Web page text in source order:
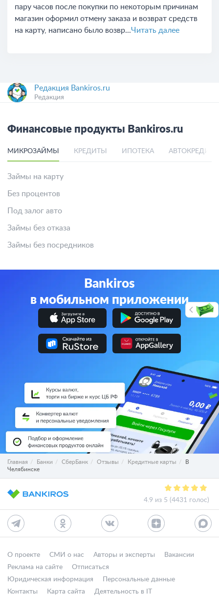
пару часов после покупки по некоторым причинам
магазин оформил отмену заказа и возврат средств
на карту, написано было возвр...Читать далее
Редакция Bankiros.ru
Редакция
Финансовые продукты Bankiros.ru
МИКРОЗАЙМЫ КРЕДИТЫ ИПОТЕКА
Займы на карту
Без процентов
Под залог авто
Займы без отказа
Займы без посредников
Bankiros
в мобильном приложении
Главная Банки СберБанк Отзывы Кредитные карты
В
Челябинске
4.9 из 5 (4431 голос)
О проекте СМИ о нас Авторы и эксперты
Вакансии
Реклама на сайте
Отписаться
Юридическая информация
Персональные данные
Контакты
Карта сайта Деятельность в IT